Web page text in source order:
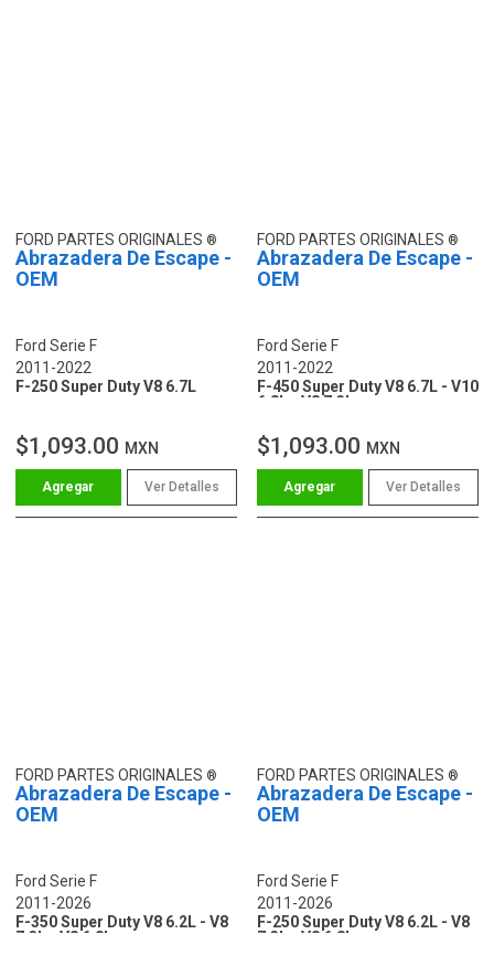
FORD PARTES ORIGINALES
Abrazadera De Escape -
OEM
Ford Serie F
2011-2022
F-250 Super Duty V8 6.7L
$1,093.00 MXN
Ver Detalles
FORD PARTES ORIGINALES
Abrazadera De Escape -
OEM
Ford Serie F
2011-2022
F-450 Super Duty V8 6.7L - V10
6.8L - V8 7.3L
$1,093.00 MXN
Ver Detalles
FORD PARTES ORIGINALES
Abrazadera De Escape -
OEM
Ford Serie F
2011-2026
F-350 Super Duty V8 6.2L - V8
7.3L - V8 6.8L
FORD PARTES ORIGINALES
Abrazadera De Escape -
OEM
Ford Serie F
2011-2026
F-250 Super Duty V8 6.2L - V8
7.3L - V8 6.8L